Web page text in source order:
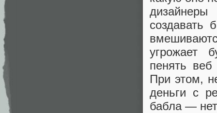
создавать
угрожает
пенять
При этом,
деньги с
бабла —